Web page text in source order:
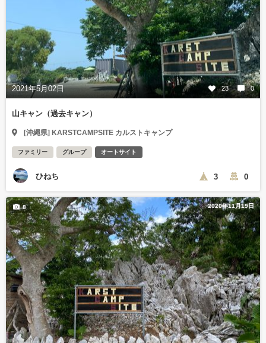
2021年5月02日 23 0
山キャン（過去キャン）
[沖縄県] KARSTCAMPSITE カルストキャンプ
ファミリー グループ オートサイト
ひねち 3 0
2020年11月19日
8